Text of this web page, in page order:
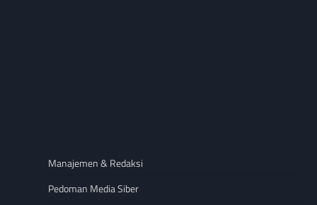
Manajemen & Redaksi
Pedoman Media Siber